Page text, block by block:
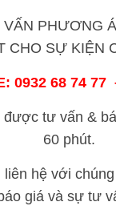
PHƯƠNG
CHO SỰ KIỆN
0932 68 74
được tư vấn &
60 phút.
liên hệ với
giá và sự tư